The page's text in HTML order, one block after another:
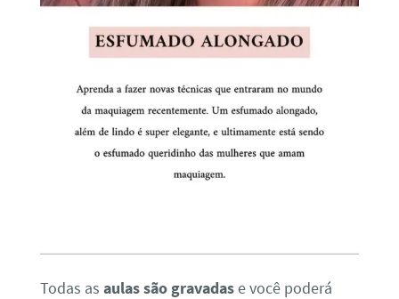
Todas as aulas são gravadase você poderá